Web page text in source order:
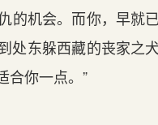
的机会。而‌你，早就
处东躲西藏的丧家之
合你一点。”